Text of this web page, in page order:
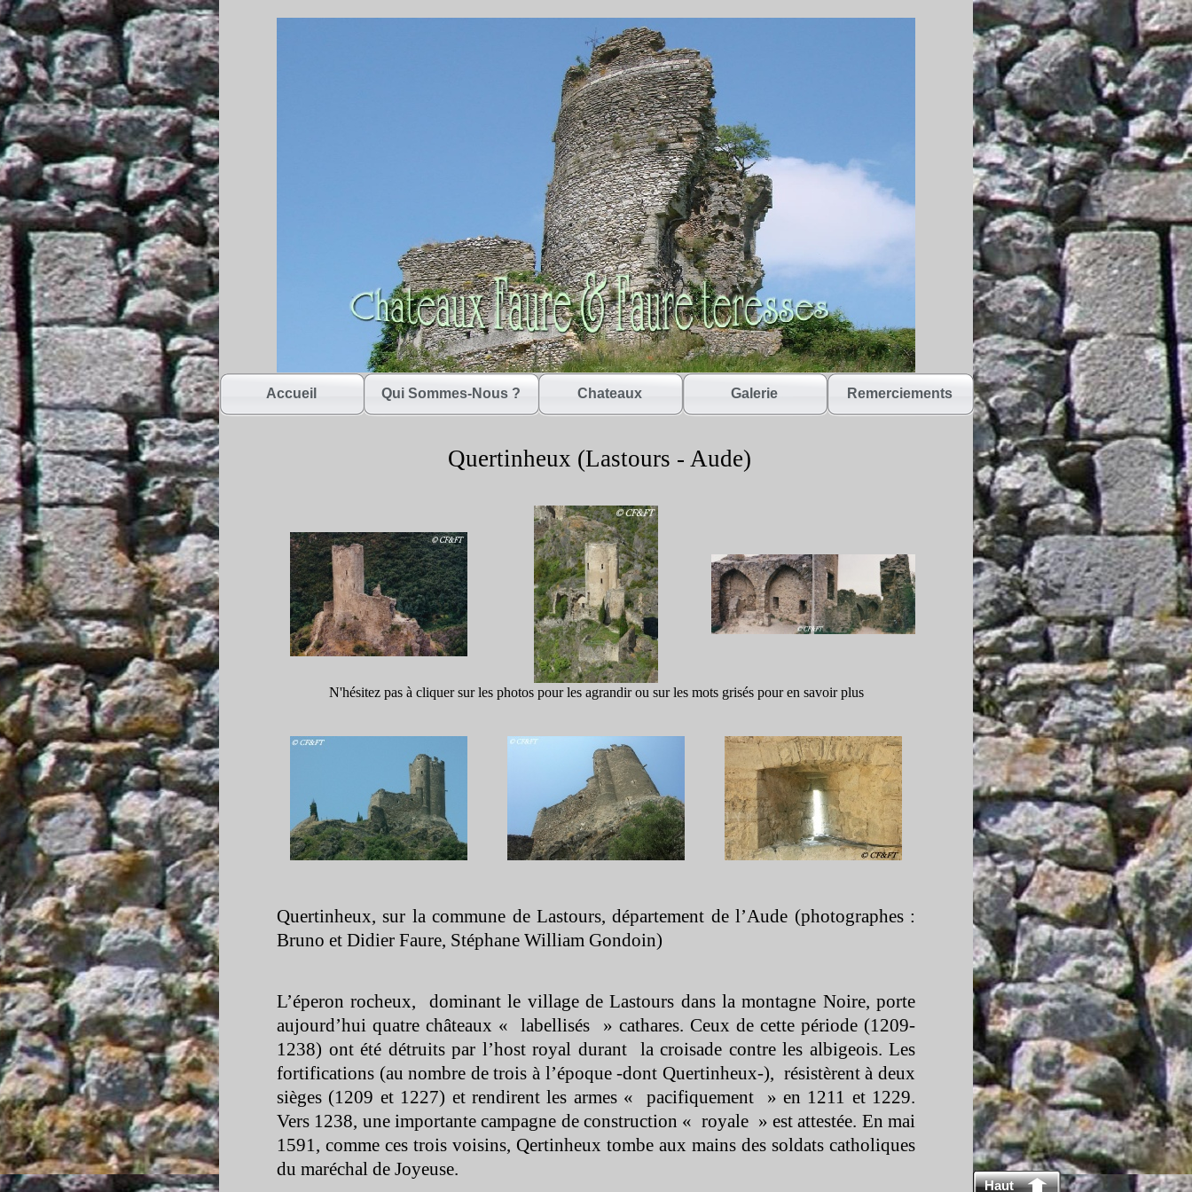
Accueil Qui Sommes-Nous ? Chateaux Galerie Remerciements
Quertinheux (Lastours - Aude)
Haut
N'hésitez pas à cliquer sur les photos pour les agrandir ou sur les mots grisés pour en savoir plus
Quertinheux, sur la commune de Lastours, département de l’Aude (photographes :
Bruno et Didier Faure, Stéphane William Gondoin)
L’éperon rocheux, dominant le village de Lastours dans la montagne Noire, porte
aujourd’hui quatre châteaux « labellisés » cathares. Ceux de cette période (1209-
1238) ont été détruits par l’host royal durant la croisade contre les albigeois. Les
fortifications (au nombre de trois à l’époque -dont Quertinheux-), résistèrent à deux
sièges (1209 et 1227) et rendirent les armes « pacifiquement » en 1211 et 1229.
Vers 1238, une importante campagne de construction « royale » est attestée. En mai
1591, comme ces trois voisins, Qertinheux tombe aux mains des soldats catholiques
du maréchal de Joyeuse.